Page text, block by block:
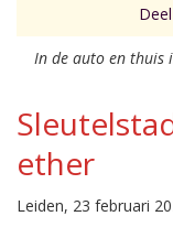
In de auto en thuis
ether
Leiden, 23 februari